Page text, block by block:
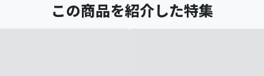
この商品を紹介した特集